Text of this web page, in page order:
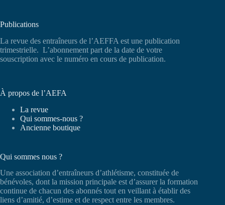
Publications
La revue des entraîneurs de l’AEFFA est une publication
trimestrielle. L’abonnement part de la date de votre
souscription avec le numéro en cours de publication.
À propos de l’AEFA
La revue
Qui sommes-nous ?
Ancienne boutique
Qui sommes nous ?
Une association d’entraîneurs d’athlétisme, constituée de
bénévoles, dont la mission principale est d’assurer la formation
continue de chacun des abonnés tout en veillant à établir des
liens d’amitié, d’estime et de respect entre les membres.